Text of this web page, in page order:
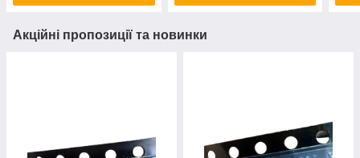
Акційні пропозиції та новинки